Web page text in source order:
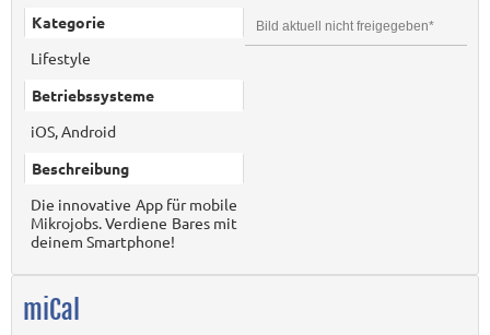
Kategorie
Lifestyle
Betriebssysteme
iOS, Android
Beschreibung
Die innovative App für mobile
Mikrojobs. Verdiene Bares mit
deinem Smartphone!
Bild aktuell nicht freigegeben*
miCal